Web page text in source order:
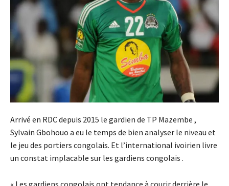
Arrivé en RDC depuis 2015 le gardien de TP Mazembe ,
Sylvain Gbohouo a eu le temps de bien analyser le niveau et
le jeu des portiers congolais. Et l’international ivoirien livre
un constat implacable sur les gardiens congolais .
« Les gardiens congolais ont tendance à courir derrière le